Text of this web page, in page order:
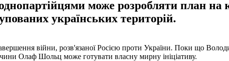
може розробляти план
українських територій.
війни, розв'язаної Росією проти України. Поки що
Олаф Шольц може готувати власну мирну ініціативу.